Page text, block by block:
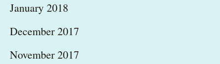
January 2018
December 2017
November 2017